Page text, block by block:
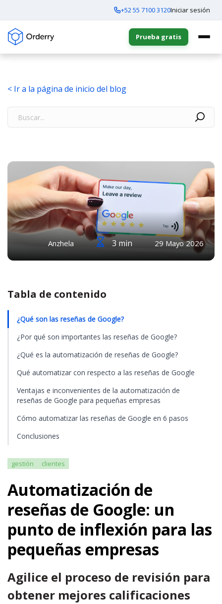
+52 55 7100 3120Iniciar sesión
Prueba gratis
< Ir a la página de inicio del blog
Anzhela 3 min 29 Mayo 2026
Tabla de contenido
¿Qué son las reseñas de Google?
¿Por qué son importantes las reseñas de Google?
¿Qué es la automatización de reseñas de Google?
Qué automatizar con respecto a las reseñas de Google
Ventajas e inconvenientes de la automatización de
reseñas de Google para pequeñas empresas
Cómo automatizar las reseñas de Google en 6 pasos
Conclusiones
gestión clientes
Automatización de
reseñas de Google: un
punto de inflexión para las
pequeñas empresas
Agilice el proceso de revisión para
obtener mejores calificaciones